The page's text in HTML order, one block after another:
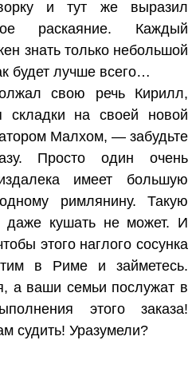
и тут же выразил
раскаяние. Каждый
знать только небольшой
будет лучше всего…
свою речь Кирилл,
складки на своей новой
Малхом, — забудьте
Просто один очень
имеет большую
римлянину. Такую
даже кушать не может. И
этого наглого сосунка
в Риме и займетесь.
а ваши семьи послужат в
этого заказа!
судить! Уразумели?